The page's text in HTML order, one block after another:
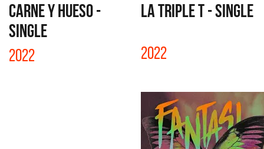
CARNE Y HUESO -
SINGLE
2022
LA TRIPLE T - SINGLE
2022